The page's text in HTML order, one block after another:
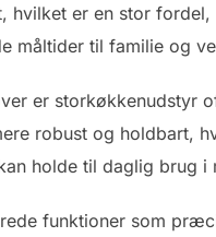
hvilket er en stor fordel,
måltider til familie og
er storkøkkenudstyr
robust og holdbart,
holde til daglig brug i
funktioner som